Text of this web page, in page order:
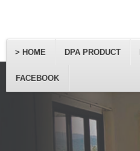
> HOME DPA PRODUCT
FACEBOOK